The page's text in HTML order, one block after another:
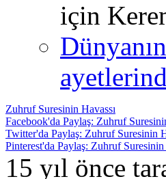
için
Zuhruf Suresinin Havassı
Facebook'da Paylaş: Zuhruf
Twitter'da Paylaş: Zuhruf Suresinin
Pinterest'da Paylaş: Zuhruf Suresinin
15 yıl önce